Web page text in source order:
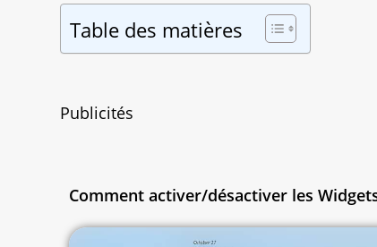
Table des matières
Publicités
Comment activer/désactiver les